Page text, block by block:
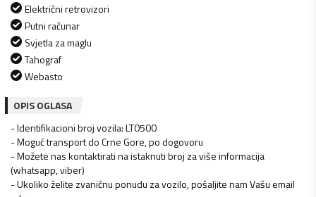
Električni retrovizori
Putni računar
Svjetla za maglu
Tahograf
Webasto
OPIS OGLASA
- Identifikacioni broj vozila: LT0500
- Moguć transport do Crne Gore, po dogovoru
- Možete nas kontaktirati na istaknuti broj za više informacija
(whatsapp, viber)
- Ukoliko želite zvaničnu ponudu za vozilo, pošaljite nam Vašu email